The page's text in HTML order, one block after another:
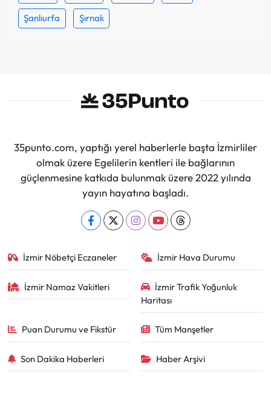
Şanlıurfa Şırnak
35punto.com, yaptığı yerel haberlerle başta İzmirliler
olmak üzere Egelilerin kentleri ile bağlarının
güçlenmesine katkıda bulunmak üzere 2022 yılında
yayın hayatına başladı.
İzmir Nöbetçi Eczaneler İzmir Hava Durumu
İzmir Namaz Vakitleri
İzmir Trafik Yoğunluk
Haritası
Puan Durumu ve Fikstür Tüm Manşetler
Son Dakika Haberleri Haber Arşivi